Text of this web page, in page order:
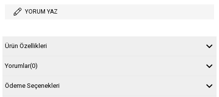
YORUM YAZ
Ürün Özellikleri
Yorumlar(0)
Ödeme Seçenekleri